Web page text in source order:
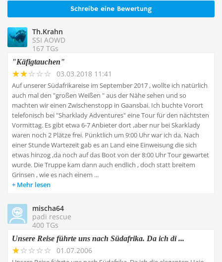
Schreibe eine Bewertung
Th.Krahn
SSI AOWD
167 TGs
"Käfigtauchen"
03.03.2018 11:41
Auf unserer Südafrikareise im September 2017 , wollte ich natürlich
auch mal den "großen Weißen " aus der Nähe sehen und so
machten wir einen Zwischenstopp in Gaansbai. Ich buchte Vorort
telefonisch bei "Sharklady Adventures" eine Tour für den nächtsten
Vormittag. Es gibt etwa 6-7 Anbieter dort ,aber nur bei Skarklady
waren noch 2 Plätze frei. Pünktlich um 9:00 Uhr war ich da. Nach
einer Stunde Wartezeit gab es an Land eine Einweisung die sich
etwas hinzog ,da noch auf das Boot von der 8:00 Uhr Tour gewartet
wurde. Die Truppe kam dann auch endlich , doch statt breitem
Grinsen , wie es nach einem ...
Mehr lesen
mischa64
padi rescue
400 TGs
Unsere Reise führte uns nach Südafrika. Da ich di ...
01.07.2006